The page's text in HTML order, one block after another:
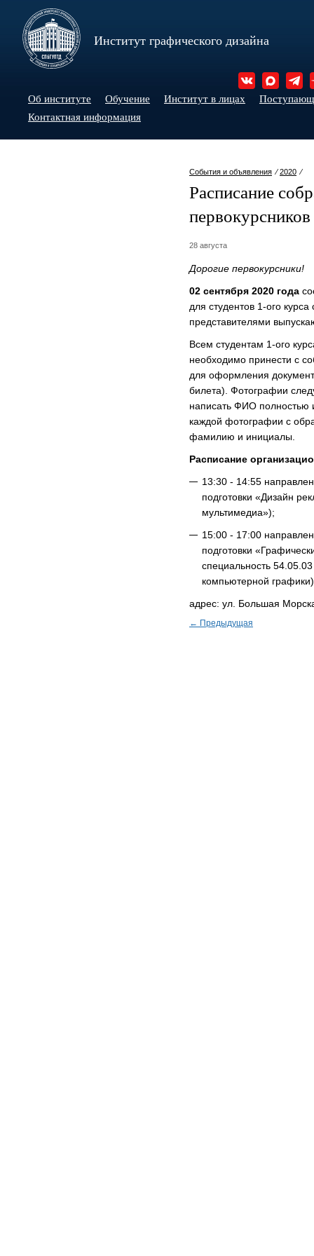
Институт графического дизайна
Об институте Обучение Институт в лицах
Контактная информация
События и объявления ⁄2020 ⁄
Расписание
первокурсников
28 августа
Дорогие первокурсники!
02 сентября 2020 года
для студентов 1-ого
представителями
Всем студентам 1-ого
необходимо принести с
для оформления
билета). Фотографии
написать ФИО полностью
каждой фотографии с
фамилию и инициалы.
Расписание
13:30 - 14:55
подготовки «Дизайн
мультимедиа»);
15:00 - 17:00
подготовки
специальность
компьютерной графики)
адрес: ул. Большая
← Предыдущая